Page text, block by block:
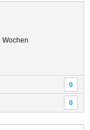
Wochen
0
0